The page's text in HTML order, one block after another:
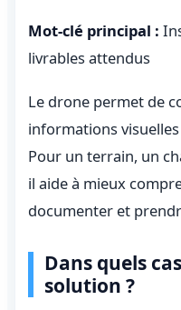
Mot-clé principal :
livrables attendus
Le drone permet de
informations
Pour un terrain, un
il aide à mieux
documenter et
Dans quels
solution ?